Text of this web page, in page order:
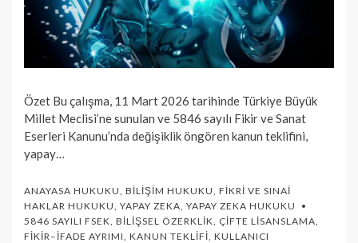
Özet Bu çalışma, 11 Mart 2026 tarihinde Türkiye Büyük
Millet Meclisi’ne sunulan ve 5846 sayılı Fikir ve Sanat
Eserleri Kanunu’nda değişiklik öngören kanun teklifini,
yapay…
ANAYASA HUKUKU BILIŞIM HUKUKU FIKRI VE SINAI
HAKLAR HUKUKU YAPAY ZEKA YAPAY ZEKA HUKUKU
5846 SAYILI FSEK BILIŞSEL ÖZERKLIK ÇIFTE LISANSLAMA
FIKIR–İFADE AYRIMI KANUN TEKLIFI KULLANICI